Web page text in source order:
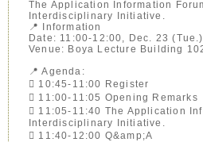
The Application Information
Interdisciplinary Initiative.
📍 Information
Date: 11:00-12:00, Dec. 23
Venue: Boya Lecture Building
📍 Agenda:
 10:45-11:00 Register
 11:00-11:05 Opening Remarks
 11:05-11:40 The Application
Interdisciplinary Initiative.
 11:40-12:00 Q&amp;A